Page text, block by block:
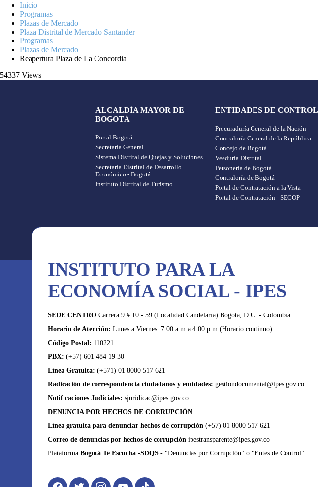
Inicio
Programas
Plazas de Mercado
Plaza Distrital de Mercado Santander
Programas
Plazas de Mercado
Reapertura Plaza de La Concordia
54337 Views
ALCALDÍA MAYOR DE
BOGOTÁ
Portal Bogotá
Secretaría General
Sistema Distrital de Quejas y Soluciones
Secretaría Distrital de Desarrollo
Económico - Bogotá
Instituto Distrital de Turismo
ENTIDADES DE CONTROL
Procuraduría General de la Nación
Contraloría General de la República
Concejo de Bogotá
Veeduría Distrital
Personería de Bogotá
Contraloría de Bogotá
Portal de Contratación a la Vista
Portal de Contratación - SECOP
INSTITUTO PARA LA
ECONOMÍA SOCIAL - IPES
SEDE CENTRO Carrera 9 # 10 - 59 (Localidad Candelaria) Bogotá, D.C. - Colombia.
Horario de Atención: Lunes a Viernes: 7:00 a.m a 4:00 p.m (Horario continuo)
Código Postal: 110221
PBX: (+57) 601 484 19 30
Línea Gratuita: (+571) 01 8000 517 621
Radicación de correspondencia ciudadanos y entidades: gestiondocumental@ipes.gov.co
Notificaciones Judiciales: sjuridicac@ipes.gov.co
DENUNCIA POR HECHOS DE CORRUPCIÓN
Línea gratuita para denunciar hechos de corrupción (+57) 01 8000 517 621
Correo de denuncias por hechos de corrupción ipestransparente@ipes.gov.co
Plataforma Bogotá Te Escucha -SDQS - "Denuncias por Corrupción" o "Entes de Control".